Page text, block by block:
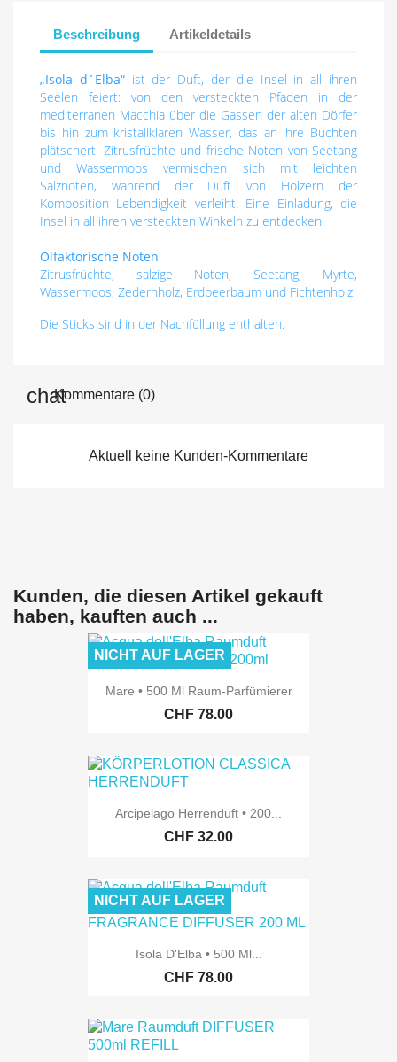
Beschreibung Artikeldetails
„Isola d´Elba“ ist der Duft, der die Insel in all ihren
Seelen feiert: von den versteckten Pfaden in der
mediterranen Macchia über die Gassen der alten Dörfer
bis hin zum kristallklaren Wasser, das an ihre Buchten
plätschert. Zitrusfrüchte und frische Noten von Seetang
und Wassermoos vermischen sich mit leichten
Salznoten, während der Duft von Hölzern der
Komposition Lebendigkeit verleiht. Eine Einladung, die
Insel in all ihren versteckten Winkeln zu entdecken.
Olfaktorische Noten
Zitrusfrüchte, salzige Noten, Seetang, Myrte,
Wassermoos, Zedernholz, Erdbeerbaum und Fichtenholz.
Die Sticks sind in der Nachfüllung enthalten.
Kommentare (0)
Aktuell keine Kunden-Kommentare
Kunden, die diesen Artikel gekauft
haben, kauften auch ...
Mare • 500 Ml Raum-Parfümierer
CHF 78.00
NICHT AUF LAGER
Arcipelago Herrenduft • 200...
CHF 32.00
Isola D'Elba • 500 Ml...
CHF 78.00
NICHT AUF LAGER